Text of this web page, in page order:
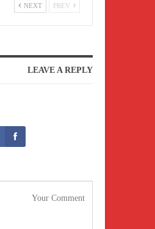
NEXT
LEAVE A REPLY